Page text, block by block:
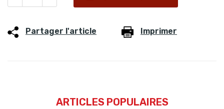
Partager l'article Imprimer
ARTICLES POPULAIRES